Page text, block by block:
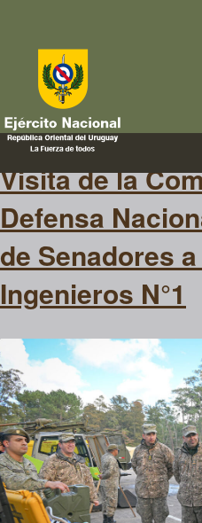
Poder
Visita de la
Defensa
de Senadores
Ingenieros N°1